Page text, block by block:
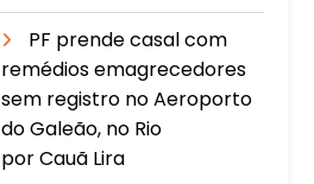
PF prende casal com
remédios emagrecedores
sem registro no Aeroporto
do Galeão, no Rio
por Cauã Lira